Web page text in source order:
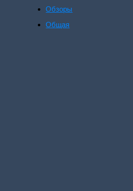
Обзоры
Общая